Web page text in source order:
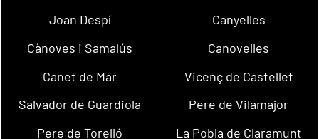
Joan Despí
Canyelles
Cànoves i Samalús
Canovelles
Canet de Mar
Vicenç de Castellet
Salvador de Guardiola
Pere de Vilamajor
Pere de Torelló
La Pobla de Claramunt